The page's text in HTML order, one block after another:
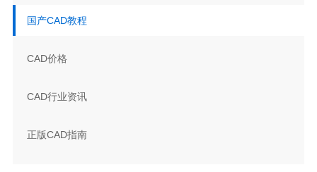
国产CAD教程
CAD价格
CAD行业资讯
正版CAD指南